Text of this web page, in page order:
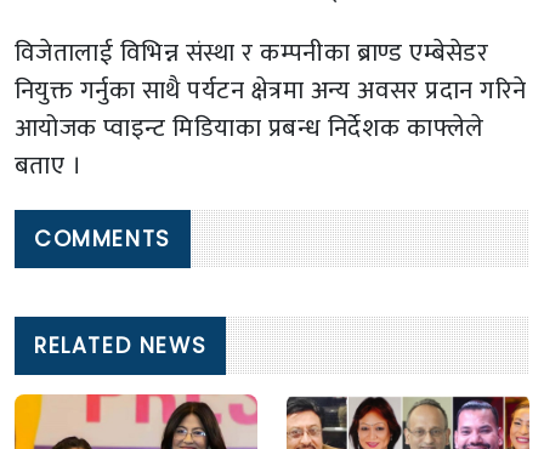
विजेतालाई विभिन्न संस्था र कम्पनीका ब्राण्ड एम्बेसेडर
नियुक्त गर्नुका साथै पर्यटन क्षेत्रमा अन्य अवसर प्रदान गरिने
आयोजक प्वाइन्ट मिडियाका प्रबन्ध निर्देशक काफ्लेले
बताए ।
COMMENTS
RELATED NEWS